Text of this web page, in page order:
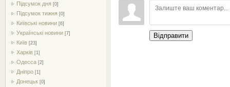
Підсумок дня [0]
Підсумок тижня [0]
Київські новини [6]
Українські новини [7]
Київ [23]
Харків [1]
Одесса [2]
Дніпро [1]
Донецьк [0]
Відправити